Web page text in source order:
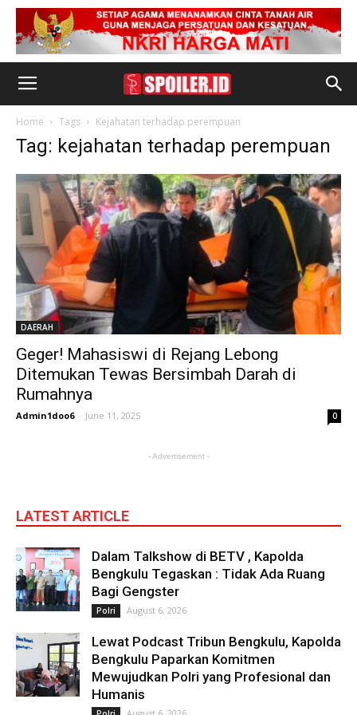
Home Tags Kejahatan terhadap perempuan
Tag: kejahatan terhadap perempuan
DAERAH
Geger! Mahasiswi di Rejang Lebong
Ditemukan Tewas Bersimbah Darah di
Rumahnya
Admin1doo6 - June 11, 2025 0
- Advertisement -
LATEST ARTICLE
Dalam Talkshow di BETV , Kapolda
Bengkulu Tegaskan : Tidak Ada Ruang
Bagi Gengster
Polri August 6, 2026
Lewat Podcast Tribun Bengkulu, Kapolda
Bengkulu Paparkan Komitmen
Mewujudkan Polri yang Profesional dan
Humanis